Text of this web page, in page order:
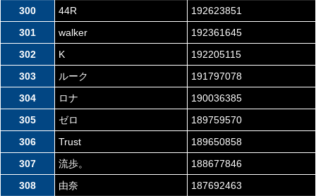
300
44R
192623851
301
walker
192361645
302
K
192205115
303
ルーク
191797078
304
ロナ
190036385
305
ゼロ
189759570
306
Trust
189650858
307
流歩。
188677846
308
由奈
187692463